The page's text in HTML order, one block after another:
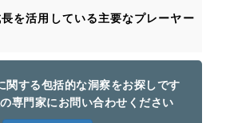
を活用している主要なプレーヤー
関する包括的な洞察をお探しです
専門家にお問い合わせください